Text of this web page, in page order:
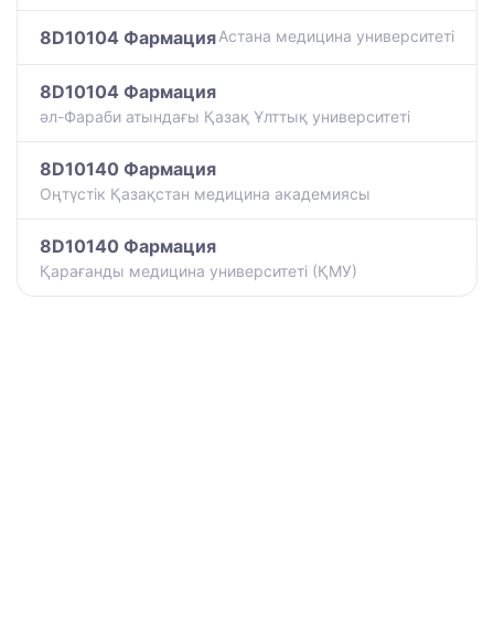
8D10104 ФармацияАстана медицина университеті
8D10104 Фармация
әл-Фараби атындағы Қазақ Ұлттық университеті
8D10140 Фармация
Оңтүстік Қазақстан медицина академиясы
8D10140 Фармация
Қарағанды медицина университеті (ҚМУ)